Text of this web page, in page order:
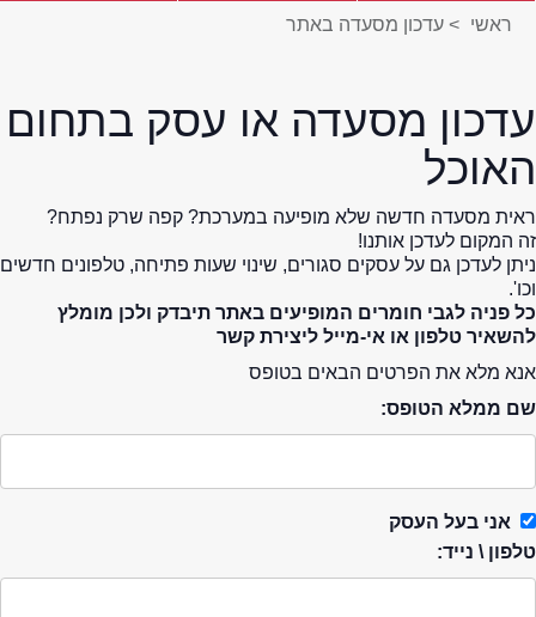
ראשי > עדכון מסעדה באתר
עדכון מסעדה או עסק בתחום
האוכל
ראית מסעדה חדשה שלא מופיעה במערכת? קפה שרק נפתח?
זה המקום לעדכן אותנו!
ניתן לעדכן גם על עסקים סגורים, שינוי שעות פתיחה, טלפונים חדשים
וכו'.
כל פניה לגבי חומרים המופיעים באתר תיבדק ולכן מומלץ
להשאיר טלפון או אי-מייל ליצירת קשר
אנא מלא את הפרטים הבאים בטופס
שם ממלא הטופס:
אני בעל העסק
טלפון \ נייד: